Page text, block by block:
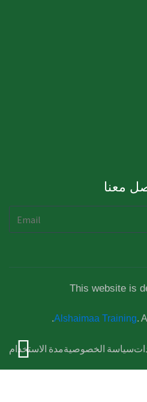
معنا
This website is
Alshaimaa Training.
سياسة الخصوصيةمدة الاستخدام